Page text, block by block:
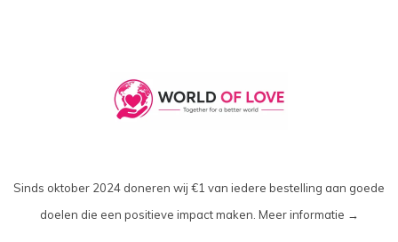
Sinds oktober 2024 doneren wij €1 van iedere bestelling aan goede
doelen die een positieve impact maken. Meer informatie →